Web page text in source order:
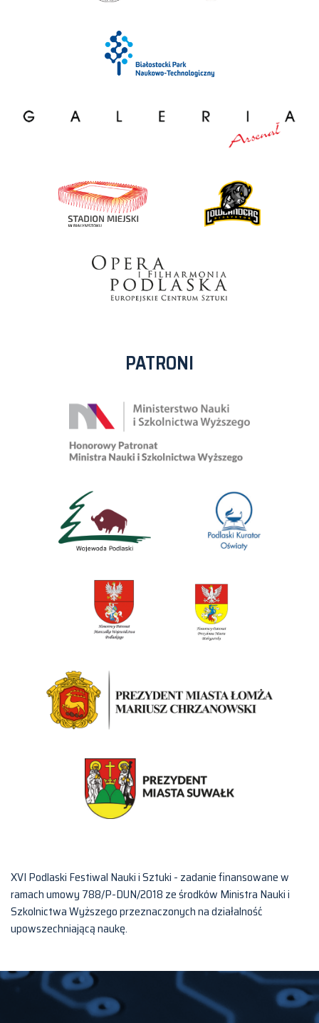
PATRONI
XVI Podlaski Festiwal Nauki i Sztuki - zadanie finansowane w
ramach umowy 788/P-DUN/2018 ze środków Ministra Nauki i
Szkolnictwa Wyższego przeznaczonych na działalność
upowszechniającą naukę.